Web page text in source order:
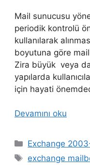
Mail sunucusu
periodik kontrolü
kullanılarak
boyutuna göre
Zira büyük veya
yapılarda
için hayati
Devamını oku
Kategoriler
Exchange
Etiketler
exchange